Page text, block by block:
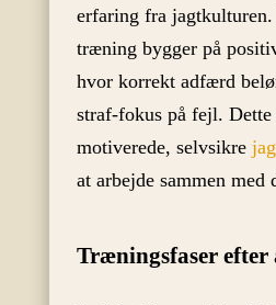
erfaring fra
træning bygger på
hvor korrekt adfærd
straf-fokus på fejl. Dette
motiverede, selvsikre
at arbejde sammen med
Træningsfaser efter